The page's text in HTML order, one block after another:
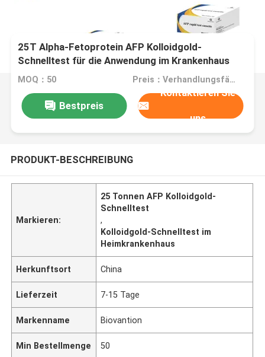
25T Alpha-Fetoprotein AFP Kolloidgold-
Schnelltest für die Anwendung im Krankenhaus
MOQ：50 Preis：Verhandlungsfähig
Bestpreis
Kontaktieren Sie
uns
PRODUKT-BESCHREIBUNG
Markieren:
25 Tonnen AFP Kolloidgold-
Schnelltest
,
Kolloidgold-Schnelltest im
Heimkrankenhaus
Herkunftsort China
Lieferzeit 7-15 Tage
Markenname Biovantion
Min Bestellmenge 50